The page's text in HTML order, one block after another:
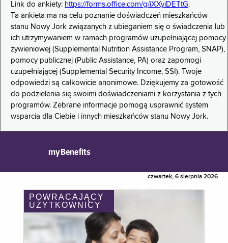
Link do ankiety: https://forms.office.com/g/iXXyiDETtG.
Ta ankieta ma na celu poznanie doświadczeń mieszkańców
stanu Nowy Jork związanych z ubieganiem się o świadczenia lub
ich utrzymywaniem w ramach programów uzupełniającej pomocy
żywieniowej (Supplemental Nutrition Assistance Program, SNAP),
pomocy publicznej (Public Assistance, PA) oraz zapomogi
uzupełniającej (Supplemental Security Income, SSI). Twoje
odpowiedzi są całkowicie anonimowe. Dziękujemy za gotowość
do podzielenia się swoimi doświadczeniami z korzystania z tych
programów. Zebrane informacje pomogą usprawnić system
wsparcia dla Ciebie i innych mieszkańców stanu Nowy Jork.
myBenefits
czwartek, 6 sierpnia 2026
POWRACAJĄCY
UŻYTKOWNICY